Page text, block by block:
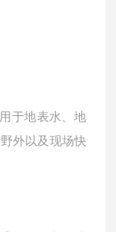
于地表水、地
外以及现场快